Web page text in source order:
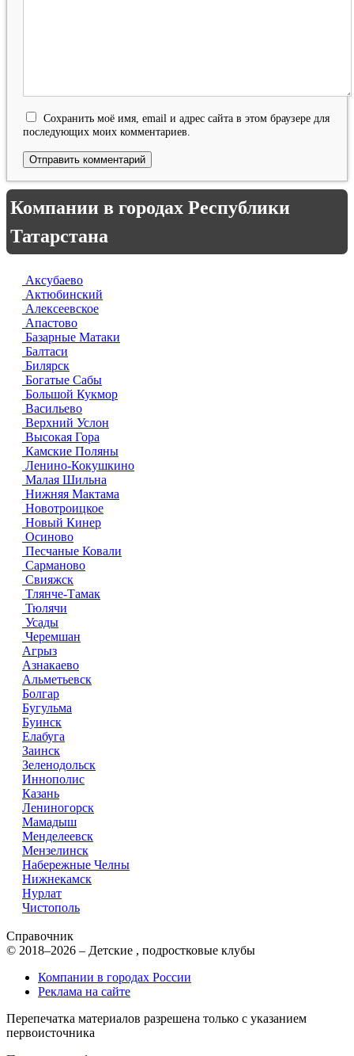
Сохранить моё имя, email и адрес сайта в этом браузере для
последующих моих комментариев.
Компании в городах Республики
Татарстана
Аксубаево
Актюбинский
Алексеевское
Апастово
Базарные Матаки
Балтаси
Билярск
Богатые Сабы
Большой Кукмор
Васильево
Верхний Услон
Высокая Гора
Камские Поляны
Ленино-Кокушкино
Малая Шильна
Нижняя Мактама
Новотроицкое
Новый Кинер
Осиново
Песчаные Ковали
Сарманово
Свияжск
Тлянче-Тамак
Тюлячи
Усады
Черемшан
Агрыз
Азнакаево
Альметьевск
Болгар
Бугульма
Буинск
Елабуга
Заинск
Зеленодольск
Иннополис
Казань
Лениногорск
Мамадыш
Менделеевск
Мензелинск
Набережные Челны
Нижнекамск
Нурлат
Чистополь
Справочник
© 2018–2026 – Детские , подростковые клубы
Компании в городах России
Реклама на сайте
Перепечатка материалов разрешена только с указанием
первоисточника